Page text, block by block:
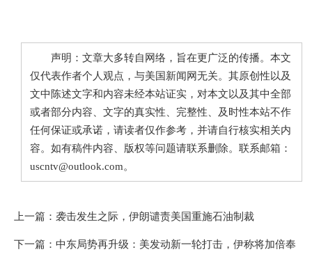
声明：文章大多转自网络，旨在更广泛的传播。本文
仅代表作者个人观点，与美国新闻网无关。其原创性以及
文中陈述文字和内容未经本站证实，对本文以及其中全部
或者部分内容、文字的真实性、完整性、及时性本站不作
任何保证或承诺，请读者仅作参考，并请自行核实相关内
容。如有稿件内容、版权等问题请联系删除。联系邮箱：
uscntv@outlook.com。
上一篇： 袭击发生之际，伊朗谴责美国重施石油制裁
下一篇： 中东局势再升级：美发动新一轮打击，伊称将加倍奉